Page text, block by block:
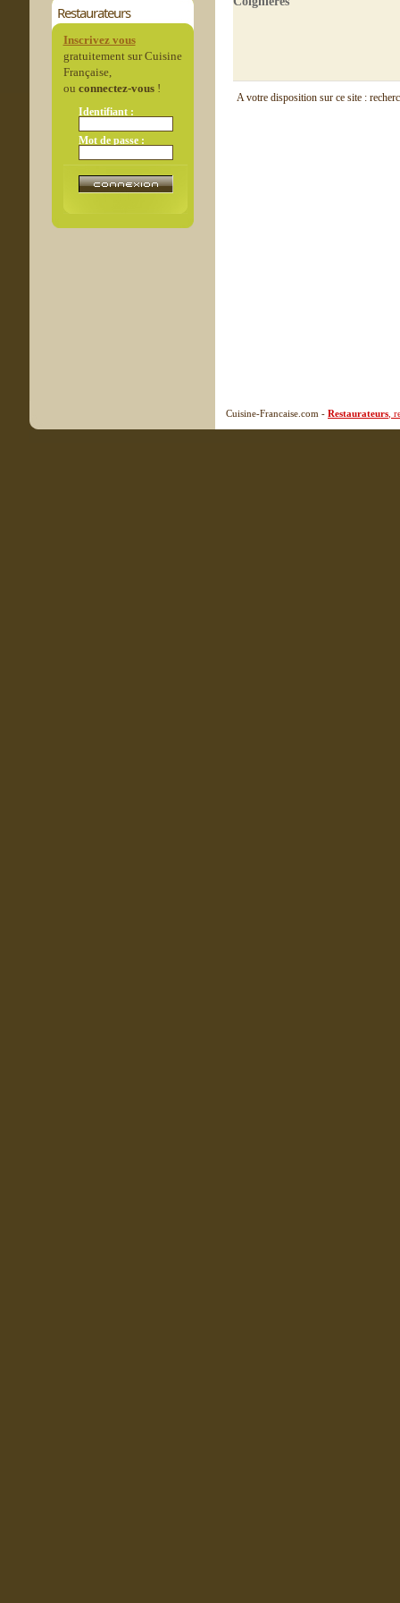
Restaurateurs
Inscrivez vous
gratuitement sur Cuisine
Française,
ou connectez-vous!
Identifiant :
Mot de passe :
A votre disposition sur ce site :
Cuisine-Francaise.com - Restaurateurs ,